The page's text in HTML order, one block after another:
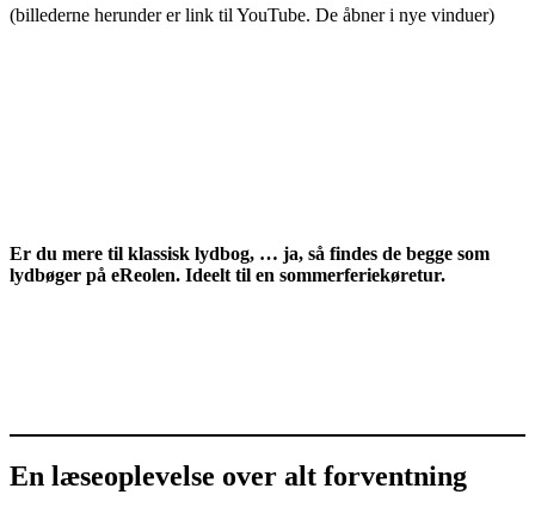
(billederne herunder er link til YouTube. De åbner i nye vinduer)
Er du mere til klassisk lydbog, … ja, så findes de begge som
lydbøger på eReolen. Ideelt til en sommerferiekøretur.
En læseoplevelse over alt forventning